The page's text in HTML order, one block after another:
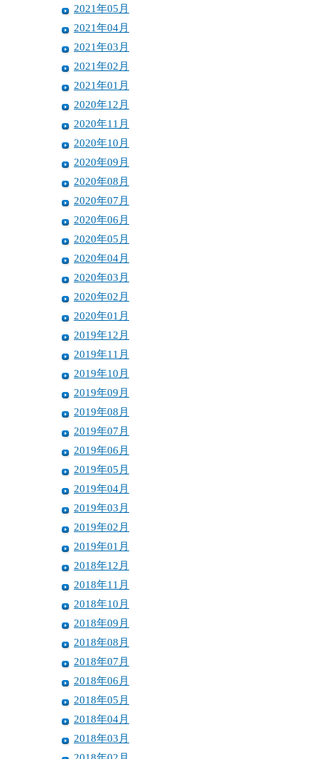
2021年05月
2021年04月
2021年03月
2021年02月
2021年01月
2020年12月
2020年11月
2020年10月
2020年09月
2020年08月
2020年07月
2020年06月
2020年05月
2020年04月
2020年03月
2020年02月
2020年01月
2019年12月
2019年11月
2019年10月
2019年09月
2019年08月
2019年07月
2019年06月
2019年05月
2019年04月
2019年03月
2019年02月
2019年01月
2018年12月
2018年11月
2018年10月
2018年09月
2018年08月
2018年07月
2018年06月
2018年05月
2018年04月
2018年03月